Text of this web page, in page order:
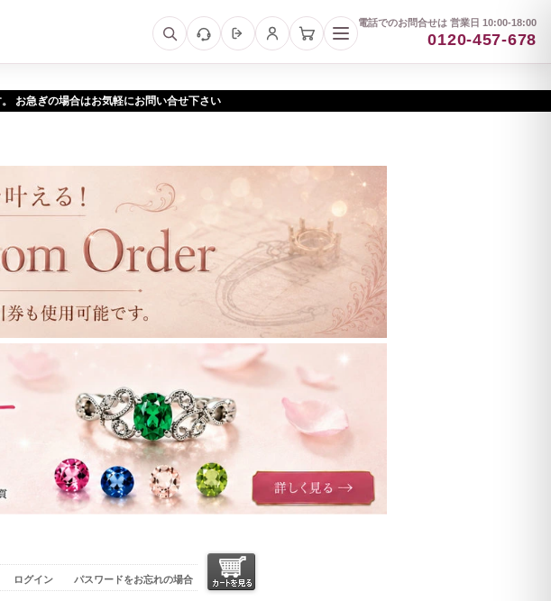
お急ぎの場合はお気軽にお問い合せ下さい
電話でのお問合せは 営業日 10:00-18:00
0120-457-678
ログイン パスワードをお忘れの場合